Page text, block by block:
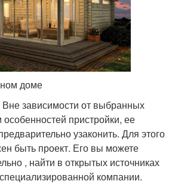
доме
зависимости от выбранных
пристройки, ее
узаконить. Для этого
быть проект. Его вы можете
, найти в открытых источниках
компании.